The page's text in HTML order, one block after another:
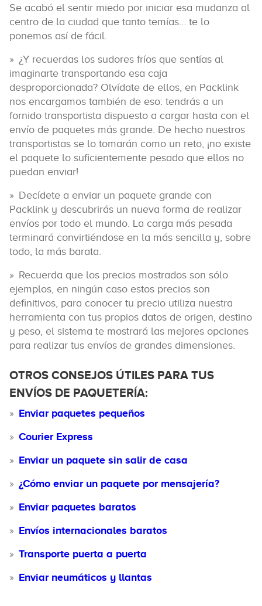
Se acabó el sentir miedo por iniciar esa mudanza al
centro de la ciudad que tanto temías… te lo
ponemos así de fácil.
¿Y recuerdas los sudores fríos que sentías al
imaginarte transportando esa caja
desproporcionada? Olvídate de ellos, en Packlink
nos encargamos también de eso: tendrás a un
fornido transportista dispuesto a cargar hasta con el
envío de paquetes más grande. De hecho nuestros
transportistas se lo tomarán como un reto, ¡no existe
el paquete lo suficientemente pesado que ellos no
puedan enviar!
Decídete a enviar un paquete grande con
Packlink y descubrirás un nueva forma de realizar
envíos por todo el mundo. La carga más pesada
terminará convirtiéndose en la más sencilla y, sobre
todo, la más barata.
Recuerda que los precios mostrados son sólo
ejemplos, en ningún caso estos precios son
definitivos, para conocer tu precio utiliza nuestra
herramienta con tus propios datos de origen, destino
y peso, el sistema te mostrará las mejores opciones
para realizar tus envíos de grandes dimensiones.
OTROS CONSEJOS ÚTILES PARA TUS
ENVÍOS DE PAQUETERÍA:
Enviar paquetes pequeños
Courier Express
Enviar un paquete sin salir de casa
¿Cómo enviar un paquete por mensajería?
Enviar paquetes baratos
Envíos internacionales baratos
Transporte puerta a puerta
Enviar neumáticos y llantas